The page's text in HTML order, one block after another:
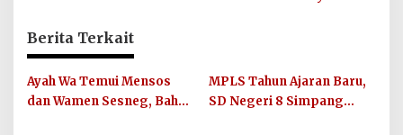
Berita Terkait
Ayah Wa Temui Mensos
dan Wamen Sesneg, Bahas
MPLS Tahun Ajaran Baru,
SD Negeri 8 Simpang